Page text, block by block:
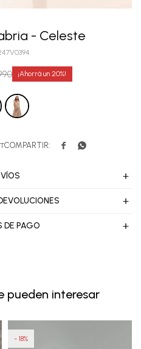
- Celeste
20
 
DE PAGO
pueden interesar
18